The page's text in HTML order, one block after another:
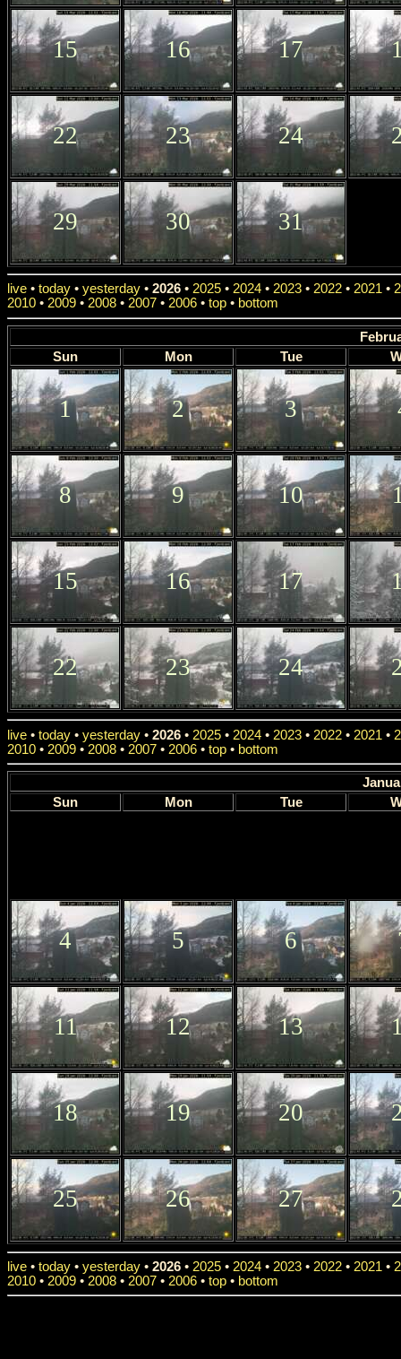
15 16 17
22 23 24
29 30 31
live • today • yesterday • 2026 • 2025 • 2024 • 2023 • 2022 • 2021 •
2010 • 2009 • 2008 • 2007 • 2006 • top • bottom
Sun
Mon Tue
1 2 3
8 9 10
15 16 17
22 23 24
live • today • yesterday • 2026 • 2025 • 2024 • 2023 • 2022 • 2021 •
2010 • 2009 • 2008 • 2007 • 2006 • top • bottom
Sun
Mon Tue
4 5 6
11 12 13
18 19 20
25 26 27
live • today • yesterday • 2026 • 2025 • 2024 • 2023 • 2022 • 2021 •
2010 • 2009 • 2008 • 2007 • 2006 • top • bottom